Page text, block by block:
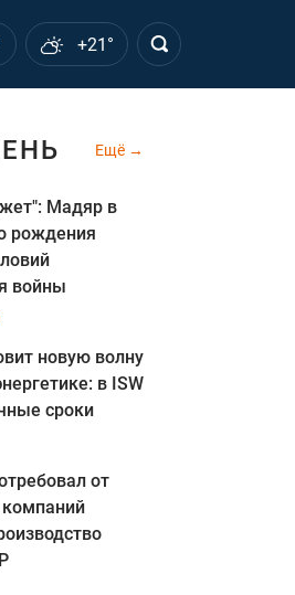
+21°
Ещё
Мадяр в
рождения
войны
новую волну
в ISW
сроки
от